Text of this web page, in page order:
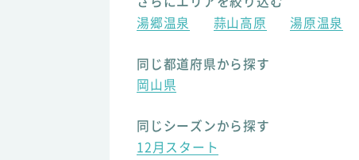
湯郷温泉
蒜山高原 湯原温泉
同じ都道府県から探す
岡山県
同じシーズンから探す
12月スタート